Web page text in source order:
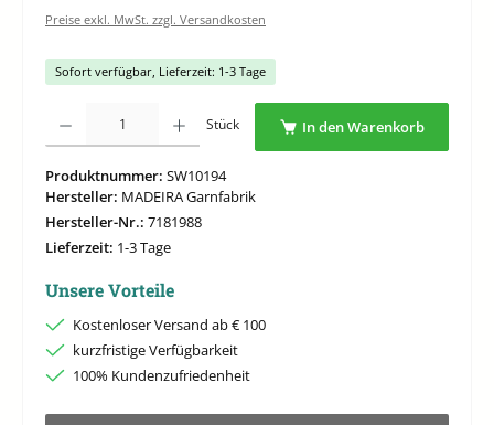
Preise exkl. MwSt. zzgl. Versandkosten
Sofort verfügbar, Lieferzeit: 1-3 Tage
Produkt Anzahl: Gib den gewünschten Wert ein oder benutze die Schaltflächen um
Stück In den Warenkorb
Produktnummer: SW10194
Hersteller: MADEIRA Garnfabrik
Hersteller-Nr.: 7181988
Lieferzeit: 1-3 Tage
Unsere Vorteile
Kostenloser Versand ab € 100
kurzfristige Verfügbarkeit
100% Kundenzufriedenheit